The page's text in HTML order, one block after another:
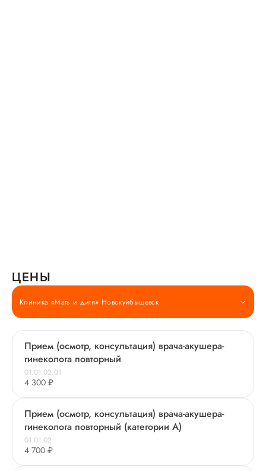
ЦЕНЫ
Клиника «Мать и дитя» Новокуйбышевск
Прием (осмотр, консультация) врача-акушера-
гинеколога повторный
01.01.02.01
4 300 ₽
Прием (осмотр, консультация) врача-акушера-
гинеколога повторный (категории А)
01.01.02
4 700 ₽